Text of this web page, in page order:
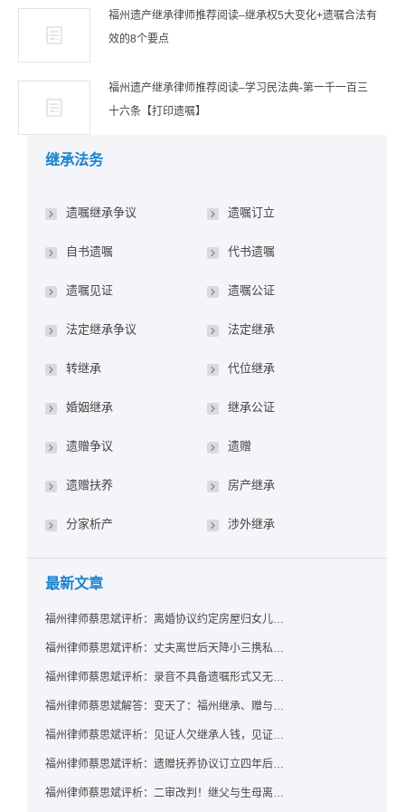
福州遗产继承律师推荐阅读–继承权5大变化+遗嘱合法有
效的8个要点
福州遗产继承律师推荐阅读–学习民法典-第一千一百三
十六条【打印遗嘱】
继承法务
遗嘱继承争议 遗嘱订立
自书遗嘱 代书遗嘱
遗嘱见证 遗嘱公证
法定继承争议 法定继承
转继承 代位继承
婚姻继承 继承公证
遗赠争议 遗赠
遗赠扶养 房产继承
分家析产 涉外继承
最新文章
福州律师蔡思斌评析：离婚协议约定房屋归女儿所有，父亲去世后继母能否拒绝过户？
福州律师蔡思斌评析：丈夫离世后天降小三携私生子争遗产，法院正义判决保住原配80%份额！
福州律师蔡思斌评析：录音不具备遗嘱形式又无法证明赠与意愿——法院：按法定继承处理
福州律师蔡思斌解答：变天了：福州继承、赠与房产转让要收20%个税？福州国税官方回复来了！
福州律师蔡思斌评析：见证人欠继承人钱，见证遗嘱还有效吗？
福州律师蔡思斌评析：遗赠抚养协议订立四年后丧失民事行为能力，协议有效吗？
福州律师蔡思斌评析：二审改判！继父与生母离婚后，曾受其抚养的继子女是否仍享有继承权？